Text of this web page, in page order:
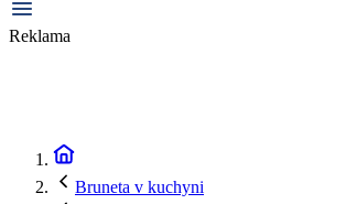
Reklama
Bruneta v kuchyni